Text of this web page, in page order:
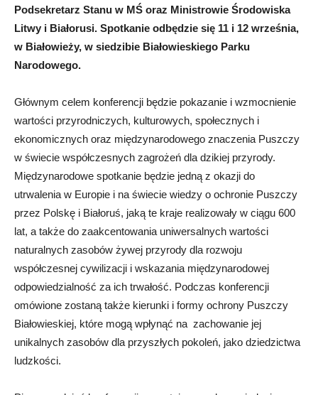
Podsekretarz Stanu w MŚ oraz Ministrowie Środowiska
Litwy i Białorusi. Spotkanie odbędzie się 11 i 12 września,
w Białowieży, w siedzibie Białowieskiego Parku
Narodowego.
Głównym celem konferencji będzie pokazanie i wzmocnienie
wartości przyrodniczych, kulturowych, społecznych i
ekonomicznych oraz międzynarodowego znaczenia Puszczy
w świecie współczesnych zagrożeń dla dzikiej przyrody.
Międzynarodowe spotkanie będzie jedną z okazji do
utrwalenia w Europie i na świecie wiedzy o ochronie Puszczy
przez Polskę i Białoruś, jaką te kraje realizowały w ciągu 600
lat, a także do zaakcentowania uniwersalnych wartości
naturalnych zasobów żywej przyrody dla rozwoju
współczesnej cywilizacji i wskazania międzynarodowej
odpowiedzialność za ich trwałość. Podczas konferencji
omówione zostaną także kierunki i formy ochrony Puszczy
Białowieskiej, które mogą wpłynąć na zachowanie jej
unikalnych zasobów dla przyszłych pokoleń, jako dziedzictwa
ludzkości.